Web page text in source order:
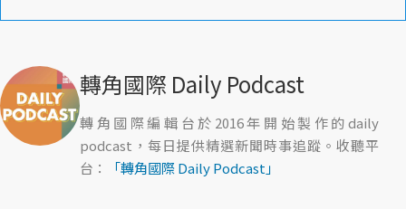
轉角國際 Daily Podcast
轉角國際編輯台於2016年開始製作的daily
podcast，每日提供精選新聞時事追蹤。收聽平
台：
「轉角國際 Daily Podcast」